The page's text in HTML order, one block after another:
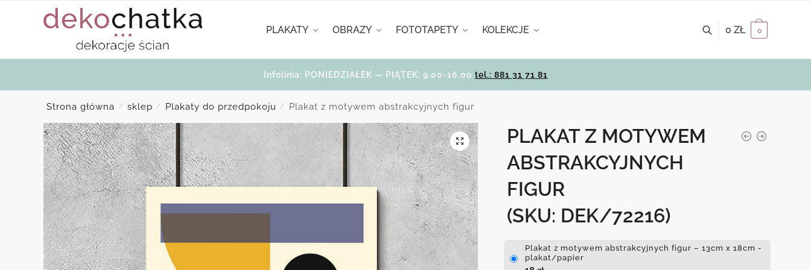
PLAKATY OBRAZY FOTOTAPETY KOLEKCJE 0 ZŁ 0
Infolinia: PONIEDZIAŁEK — PIĄTEK: 9.00-16.00 tel.: 881 31 71 81
Strona główna / sklep / Plakaty do przedpokoju / Plakat z motywem abstrakcyjnych figur
PLAKAT Z MOTYWEM
ABSTRAKCYJNYCH
FIGUR
(SKU: DEK/72216)
Plakat z motywem abstrakcyjnych figur – 13cm x 18cm -
plakat/papier